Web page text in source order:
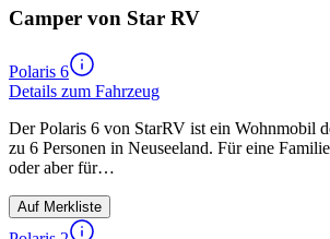
Camper von Star RV
Polaris 6
Details zum Fahrzeug
Der Polaris 6 von StarRV ist ein Wohnmobil
zu 6 Personen in Neuseeland. Für eine
oder aber für…
Auf Merkliste